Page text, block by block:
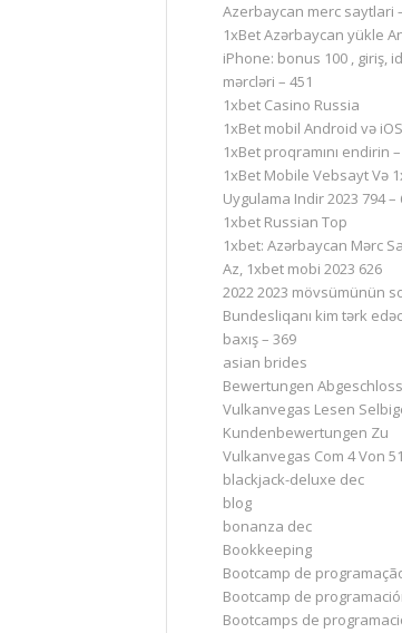
Azerbaycan merc saytlari
1xBet Azərbaycan yükle
iPhone: bonus 100 , giriş,
mərcləri – 451
1xbet Casino Russia
1xBet mobil Android və
1xBet proqramını endirin
1xBet Mobile Vebsayt Və
Uygulama Indir 2023 794 –
1xbet Russian Top
1xbet: Azərbaycan Mərc
Az, 1xbet mobi 2023 626
2022 2023 mövsümünün
Bundesliqanı kim tərk
baxış – 369
asian brides
Bewertungen
Vulkanvegas Lesen
Kundenbewertungen Zu
Vulkanvegas Com 4 Von
blackjack-deluxe dec
blog
bonanza dec
Bookkeeping
Bootcamp de
Bootcamp de
Bootcamps de